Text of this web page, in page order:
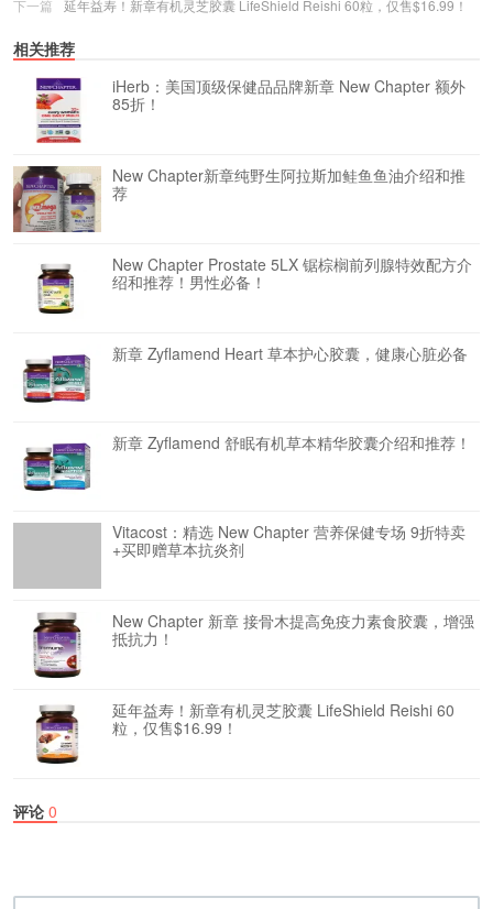
下一篇
延年益寿！新章有机灵芝胶囊 LifeShield Reishi 60粒，仅售$16.99！
相关推荐
iHerb：美国顶级保健品品牌新章 New Chapter 额外
85折！
New Chapter新章纯野生阿拉斯加鲑鱼鱼油介绍和推
荐
New Chapter Prostate 5LX 锯棕榈前列腺特效配方介
绍和推荐！男性必备！
新章 Zyflamend Heart 草本护心胶囊，健康心脏必备
新章 Zyflamend 舒眠有机草本精华胶囊介绍和推荐！
Vitacost：精选 New Chapter 营养保健专场 9折特卖
+买即赠草本抗炎剂
New Chapter 新章 接骨木提高免疫力素食胶囊，增强
抵抗力！
延年益寿！新章有机灵芝胶囊 LifeShield Reishi 60
粒，仅售$16.99！
评论 0